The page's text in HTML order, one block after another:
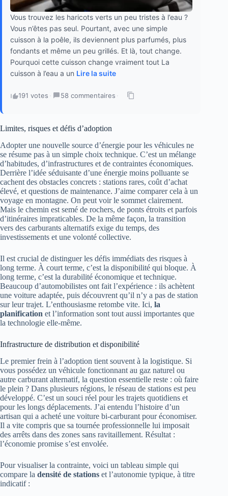
Vous trouvez les haricots verts un peu tristes à l’eau ?
Vous n’êtes pas seul. Pourtant, avec une simple
cuisson à la poêle, ils deviennent plus parfumés, plus
fondants et même un peu grillés. Et là, tout change.
Pourquoi cette cuisson change vraiment tout La
cuisson à l’eau a un Lire la suite
191 votes · 58 commentaires ·
Limites, risques et défis d’adoption
Adopter une nouvelle source d’énergie pour les véhicules ne
se résume pas à un simple choix technique. C’est un mélange
d’habitudes, d’infrastructures et de contraintes économiques.
Derrière l’idée séduisante d’une énergie moins polluante se
cachent des obstacles concrets : stations rares, coût d’achat
élevé, et questions de maintenance. J’aime comparer cela à un
voyage en montagne. On peut voir le sommet clairement.
Mais le chemin est semé de rochers, de ponts étroits et parfois
d’itinéraires impraticables. De la même façon, la transition
vers des carburants alternatifs exige du temps, des
investissements et une volonté collective.
Il est crucial de distinguer les défis immédiats des risques à
long terme. À court terme, c’est la disponibilité qui bloque. À
long terme, c’est la durabilité économique et technique.
Beaucoup d’automobilistes ont fait l’expérience : ils achètent
une voiture adaptée, puis découvrent qu’il n’y a pas de station
sur leur trajet. L’enthousiasme retombe vite. Ici, la
planification et l’information sont tout aussi importantes que
la technologie elle-même.
Infrastructure de distribution et disponibilité
Le premier frein à l’adoption tient souvent à la logistique. Si
vous possédez un véhicule fonctionnant au gaz naturel ou
autre carburant alternatif, la question essentielle reste : où faire
le plein ? Dans plusieurs régions, le réseau de stations est peu
développé. C’est un souci réel pour les trajets quotidiens et
pour les longs déplacements. J’ai entendu l’histoire d’un
artisan qui a acheté une voiture bi-carburant pour économiser.
Il a vite compris que sa tournée professionnelle lui imposait
des arrêts dans des zones sans ravitaillement. Résultat :
l’économie promise s’est envolée.
Pour visualiser la contrainte, voici un tableau simple qui
compare la densité de stations et l’autonomie typique, à titre
indicatif :